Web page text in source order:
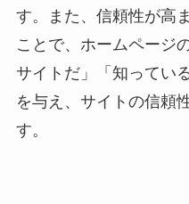
す。また、信頼性が高
ことで、ホームページ
サイトだ」「知ってい
を与え、サイトの信頼
す。